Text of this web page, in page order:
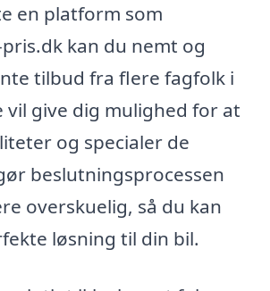
en platform som
kan du nemt og
tilbud fra flere fagfolk i
vil give dig mulighed for at
og specialer de
beslutningsprocessen
overskuelig, så du kan
løsning til din bil.